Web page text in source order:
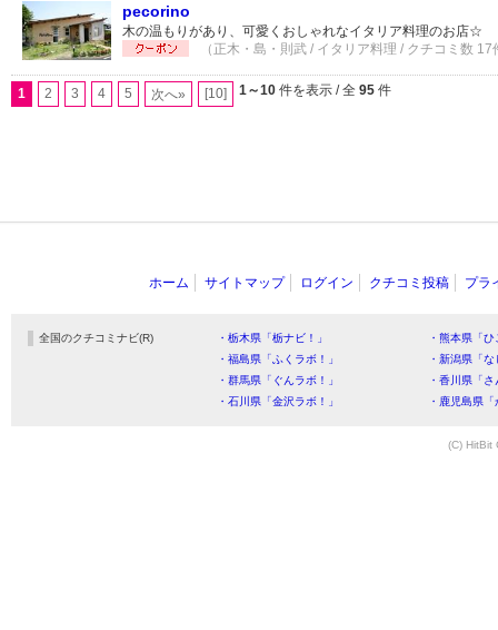
pecorino
木の温もりがあり、可愛くおしゃれなイタリア料理のお店☆
（正木・島・則武 / イタリア料理 / クチコミ数 17
1 2 3 4 5 次へ» [10] 1～10 件を表示 / 全 95 件
ホーム サイトマップ ログイン クチコミ投稿 プラ
全国のクチコミナビ(R) ・栃木県「栃ナビ！」
・熊本県「
・福島県「ふくラボ！」
・新潟県「
・群馬県「ぐんラボ！」
・香川県「
・石川県「金沢ラボ！」
・鹿児島県
(C) HitBit